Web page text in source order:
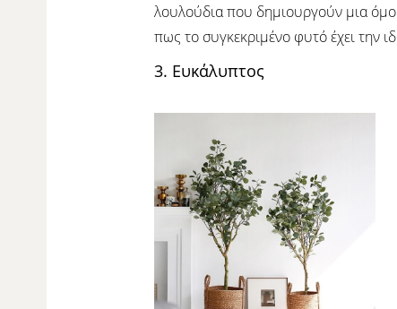
λουλούδια που δημιουργούν μια
πως το συγκεκριμένο φυτό έχει την
3. Ευκάλυπτος